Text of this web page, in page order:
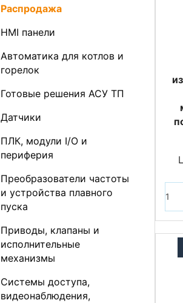
Распродажа
HMI панели
Автоматика для котлов и
горелок
Готовые решения АСУ ТП
Датчики
ПЛК, модули I/O и
периферия
Преобразователи частоты
и устройства плавного
пуска
Приводы, клапаны и
исполнительные
механизмы
Системы доступа,
видеонаблюдения,